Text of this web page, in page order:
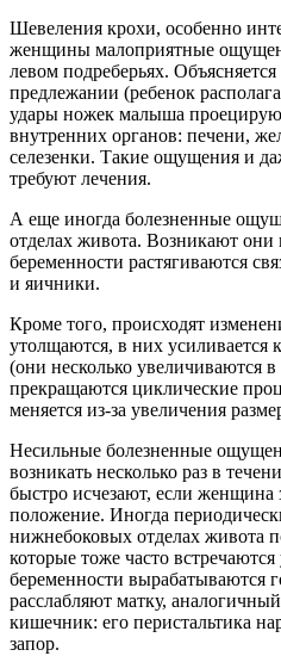
Шевеления крохи, особенно
женщины малоприятные
левом подреберьях.
предлежании (ребенок
удары ножек малыша
внутренних органов: печени,
селезенки. Такие ощущения и
требуют лечения.
А еще иногда болезненные
отделах живота. Возникают они
беременности растягиваются
и яичники.
Кроме того, происходят
утолщаются, в них усиливается
(они несколько увеличиваются
прекращаются циклические
меняется из-за увеличения
Несильные болезненные
возникать несколько раз в
быстро исчезают, если женщина
положение. Иногда
нижнебоковых отделах живота
которые тоже часто
беременности вырабатываются
расслабляют матку,
кишечник: его перистальтика
запор.